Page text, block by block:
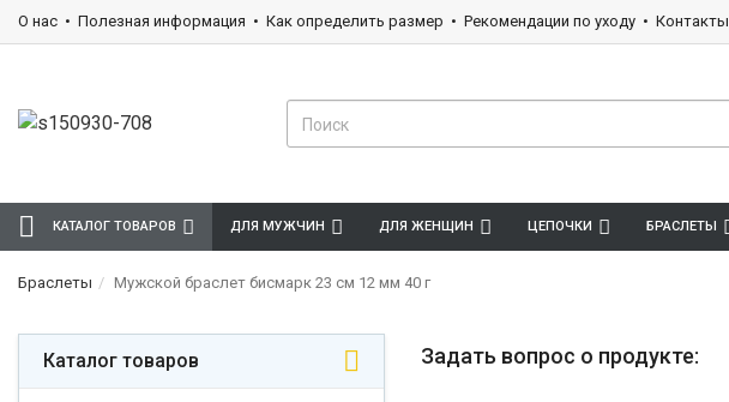
О нас Полезная информация Как определить размер Рекомендации по уходу Контакты
КАТАЛОГ ТОВАРОВ ДЛЯ МУЖЧИН ДЛЯ ЖЕНЩИН ЦЕПОЧКИ БРАСЛЕТЫ
Браслеты Мужской браслет бисмарк 23 см 12 мм 40 г
Каталог товаров Задать вопрос о продукте: